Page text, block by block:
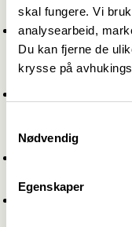
skal fungere. Vi
analysearbeid,
Du kan fjerne de
krysse på
Nødvendig
Egenskaper
lønnsoppgjøret
Arbeide for at
tidligere i sitt
samme